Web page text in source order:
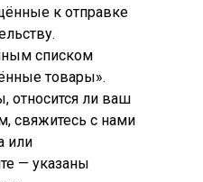
к отправке
списком
товары».
относится ли ваш
свяжитесь с нами
или
— указаны